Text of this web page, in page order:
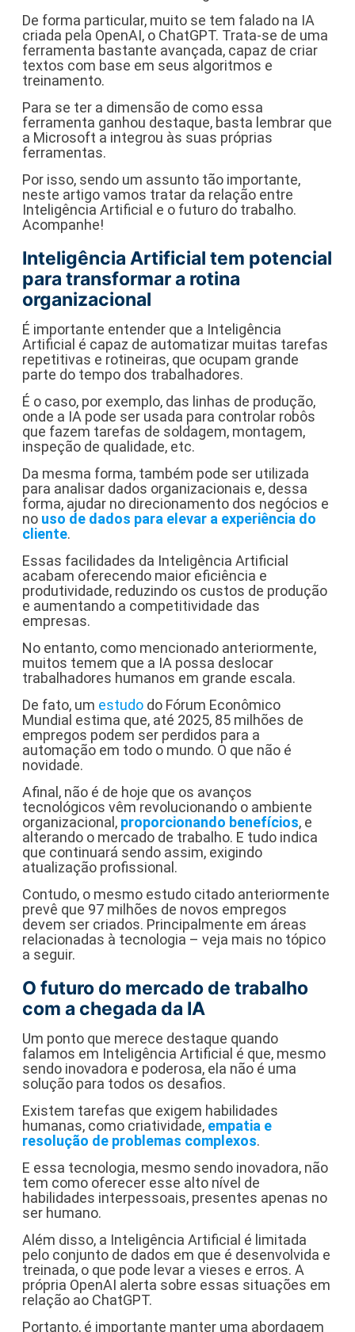
De forma particular, muito se tem falado na IA
criada pela OpenAI, o ChatGPT. Trata-se de uma
ferramenta bastante avançada, capaz de criar
textos com base em seus algoritmos e
treinamento.
Para se ter a dimensão de como essa
ferramenta ganhou destaque, basta lembrar que
a Microsoft a integrou às suas próprias
ferramentas.
Por isso, sendo um assunto tão importante,
neste artigo vamos tratar da relação entre
Inteligência Artificial e o futuro do trabalho.
Acompanhe!
Inteligência Artificial tem potencial
para transformar a rotina
organizacional
É importante entender que a Inteligência
Artificial é capaz de automatizar muitas tarefas
repetitivas e rotineiras, que ocupam grande
parte do tempo dos trabalhadores.
É o caso, por exemplo, das linhas de produção,
onde a IA pode ser usada para controlar robôs
que fazem tarefas de soldagem, montagem,
inspeção de qualidade, etc.
Da mesma forma, também pode ser utilizada
para analisar dados organizacionais e, dessa
forma, ajudar no direcionamento dos negócios e
no uso de dados para elevar a experiência do
cliente.
Essas facilidades da Inteligência Artificial
acabam oferecendo maior eficiência e
produtividade, reduzindo os custos de produção
e aumentando a competitividade das
empresas.
No entanto, como mencionado anteriormente,
muitos temem que a IA possa deslocar
trabalhadores humanos em grande escala.
De fato, um estudo do Fórum Econômico
Mundial estima que, até 2025, 85 milhões de
empregos podem ser perdidos para a
automação em todo o mundo. O que não é
novidade.
Afinal, não é de hoje que os avanços
tecnológicos vêm revolucionando o ambiente
organizacional, proporcionando benefícios, e
alterando o mercado de trabalho. E tudo indica
que continuará sendo assim, exigindo
atualização profissional.
Contudo, o mesmo estudo citado anteriormente
prevê que 97 milhões de novos empregos
devem ser criados. Principalmente em áreas
relacionadas à tecnologia – veja mais no tópico
a seguir.
O futuro do mercado de trabalho
com a chegada da IA
Um ponto que merece destaque quando
falamos em Inteligência Artificial é que, mesmo
sendo inovadora e poderosa, ela não é uma
solução para todos os desafios.
Existem tarefas que exigem habilidades
humanas, como criatividade, empatia e
resolução de problemas complexos.
E essa tecnologia, mesmo sendo inovadora, não
tem como oferecer esse alto nível de
habilidades interpessoais, presentes apenas no
ser humano.
Além disso, a Inteligência Artificial é limitada
pelo conjunto de dados em que é desenvolvida e
treinada, o que pode levar a vieses e erros. A
própria OpenAI alerta sobre essas situações em
relação ao ChatGPT.
Portanto, é importante manter uma abordagem